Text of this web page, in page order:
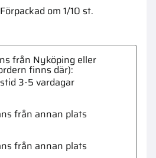
om 1/10 st.
från Nyköping eller
finns där)
3-5 vardagar
från annan plats
från annan plats